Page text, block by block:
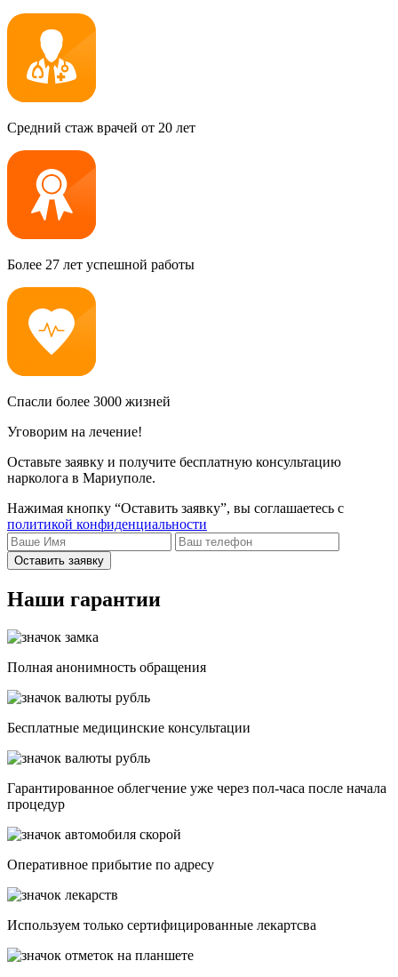
Средний стаж врачей от 20 лет
Более 27 лет успешной работы
Спасли более 3000 жизней
Уговорим на лечение!
Оставьте заявку и получите бесплатную консультацию
нарколога в Мариуполе.
Нажимая кнопку “Оставить заявку”, вы соглашаетесь с
политикой конфиденциальности
Оставить заявку
Наши гарантии
Полная анонимность обращения
Бесплатные медицинские консультации
Гарантированное облегчение уже через пол-часа после начала
процедур
Опеpативное прибытие по адресу
Используем только сертифицированные лекартсва